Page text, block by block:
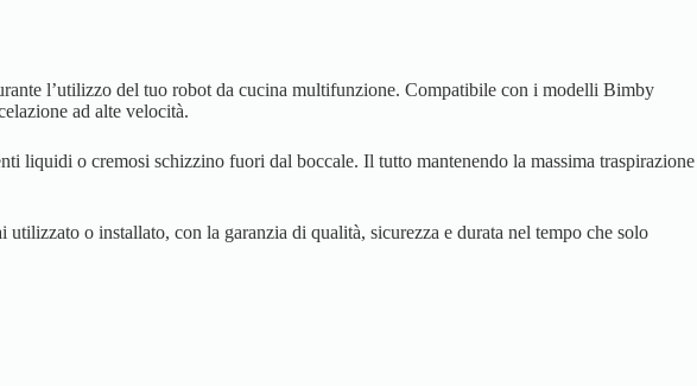
l’utilizzo del tuo robot da cucina multifunzione. Compatibile con i modelli Bimby
ad alte velocità.
liquidi o cremosi schizzino fuori dal boccale. Il tutto mantenendo la massima traspirazione
o installato, con la garanzia di qualità, sicurezza e durata nel tempo che solo